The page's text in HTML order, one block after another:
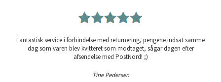
Fantastisk service i forbindelse med returnering, pengene indsat samme
dag som varen blev kvitteret som modtaget, sågar dagen efter
afsendelse med PostNord! ;)
Tine Pedersen